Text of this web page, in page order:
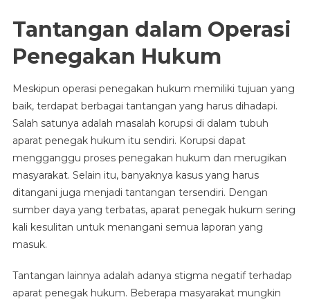
Tantangan dalam Operasi
Penegakan Hukum
Meskipun operasi penegakan hukum memiliki tujuan yang
baik, terdapat berbagai tantangan yang harus dihadapi.
Salah satunya adalah masalah korupsi di dalam tubuh
aparat penegak hukum itu sendiri. Korupsi dapat
mengganggu proses penegakan hukum dan merugikan
masyarakat. Selain itu, banyaknya kasus yang harus
ditangani juga menjadi tantangan tersendiri. Dengan
sumber daya yang terbatas, aparat penegak hukum sering
kali kesulitan untuk menangani semua laporan yang
masuk.
Tantangan lainnya adalah adanya stigma negatif terhadap
aparat penegak hukum. Beberapa masyarakat mungkin